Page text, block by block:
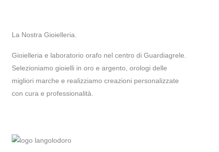
La Nostra Gioielleria.
Gioielleria e laboratorio orafo nel centro di Guardiagrele.
Selezioniamo gioielli in oro e argento, orologi delle
migliori marche e realizziamo creazioni personalizzate
con cura e professionalità.